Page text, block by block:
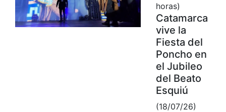
horas)
Catamarca
vive la
Fiesta del
Poncho en
el Jubileo
del Beato
Esquiú
(18/07/26)